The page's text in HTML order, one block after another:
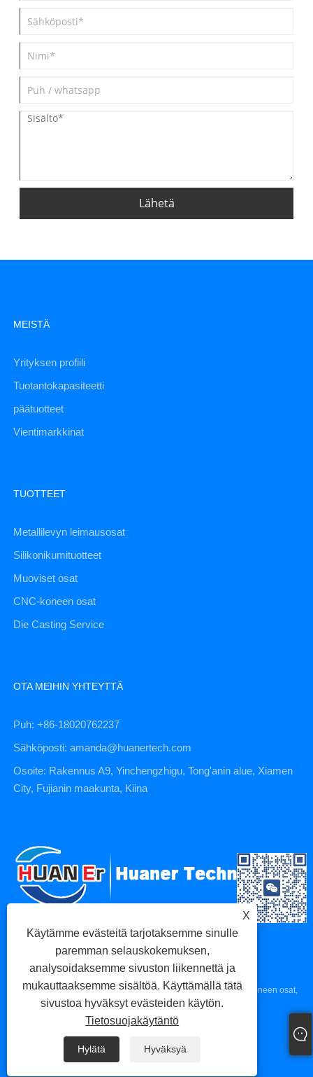
Lähetä
MEISTÄ
Yrityksen profiili
Tuotantokapasiteetti
päätuotteet
Vientimarkkinat
TUOTTEET
Metallilevyn leimausosat
Silikonikumituotteet
Muoviset osat
CNC-koneen osat
Die Casting Service
OTA MEIHIN YHTEYTTÄ
Puh: +86-18020762237
Sähköposti: amanda@huanertech.com
Osoite: Rakennus A9, Yinchengzhigu, Tong'anin alue, Xiamen
City, Fujianin maakunta, Kiina
Copyright © 2023 Xiamen Huaner Technology Co., Ltd - CNC-koneen osat,
CNC-työstöosat, painevaluosat - Kaikki oikeudet pidätetään.
Sitemap RSS Tietosuojakäytäntö
X
Käytämme evästeitä tarjotaksemme sinulle
paremman selauskokemuksen,
analysoidaksemme sivuston liikennettä ja
mukauttaaksemme sisältöä. Käyttämällä tätä
sivustoa hyväksyt evästeiden käytön.
Tietosuojakäytäntö
Hylätä Hyväksyä